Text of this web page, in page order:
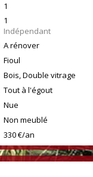
1
1
Indépendant
A rénover
Fioul
Bois, Double vitrage
Tout à l'égout
Nue
Non meublé
330 €/an